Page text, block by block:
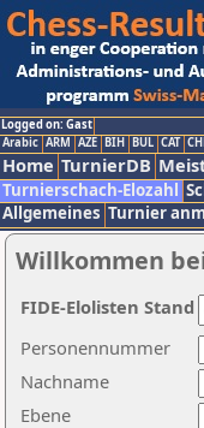
Logged on: Gast
Arabic ARM AZE BIH BUL CAT
Home TurnierDB
Turnierschach-Elozahl
Allgemeines Turnier
Willkommen
Nachname
Ebene
Personennummer
FIDE-Elolisten Stand